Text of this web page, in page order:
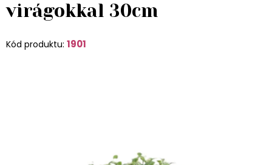
virágokkal 30cm
Kód produktu: 1901